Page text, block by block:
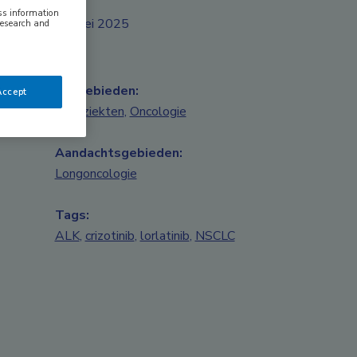
mei 2025
Vakgebieden:
Longziekten, Oncologie
Aandachtsgebieden:
Longoncologie
Tags:
ALK, crizotinib, lorlatinib, NSCLC
information
and